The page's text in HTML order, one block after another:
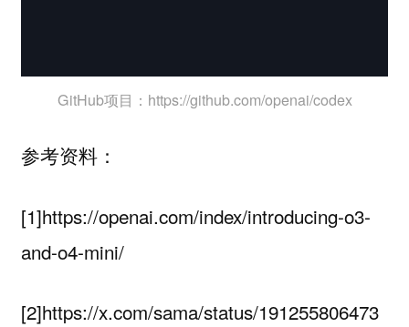
GitHub项目：https://github.com/openai/codex
参考资料：
[1]https://openai.com/index/introducing-o3-
and-o4-mini/
[2]https://x.com/sama/status/191255806473